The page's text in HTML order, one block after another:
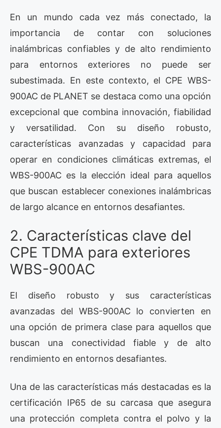
En un mundo cada vez más conectado, la
importancia de contar con soluciones
inalámbricas confiables y de alto rendimiento
para entornos exteriores no puede ser
subestimada. En este contexto, el CPE WBS-
900AC de PLANET se destaca como una opción
excepcional que combina innovación, fiabilidad
y versatilidad. Con su diseño robusto,
características avanzadas y capacidad para
operar en condiciones climáticas extremas, el
WBS-900AC es la elección ideal para aquellos
que buscan establecer conexiones inalámbricas
de largo alcance en entornos desafiantes.
2. Características clave del
CPE TDMA para exteriores
WBS-900AC
El diseño robusto y sus características
avanzadas del WBS-900AC lo convierten en
una opción de primera clase para aquellos que
buscan una conectividad fiable y de alto
rendimiento en entornos desafiantes.
Una de las características más destacadas es la
certificación IP65 de su carcasa que asegura
una protección completa contra el polvo y la